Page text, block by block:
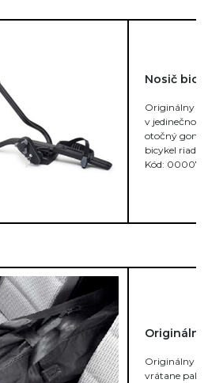
Nosič
Originálny
v
otočný
bicykel
Kód:
Originálny
vrátane